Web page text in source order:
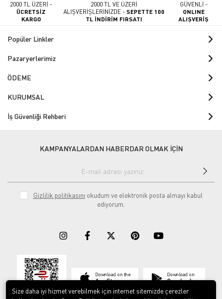
2000 TL ÜZERİ -
ÜCRETSİZ
KARGO
2000 TL VE ÜZERİ
ALIŞVERİŞLERİNİZDE -SEPETTE 100
TL İNDİRİM FIRSATI
GÜVENLİ -
ONLINE
ALIŞVERİŞ
Popüler Linkler
Pazaryerlerimiz
ÖDEME
KURUMSAL
İş Güvenliği Rehberi
KAMPANYALARDAN HABERDAR OLMAK İÇİN
Gizlilik politikasını okudum ve elektronik posta almayı kabul
ediyorum.
Download on the
App Store
Download on
Google play
Size daha iyi hizmet verebilmek için internet sitemizde çerezler